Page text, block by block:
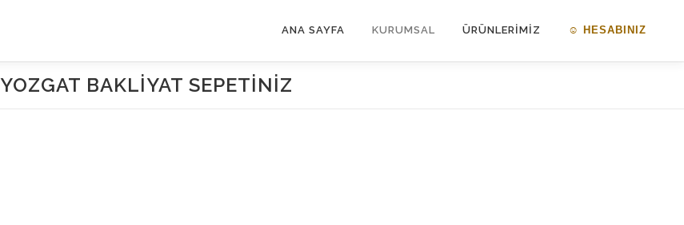
ANA SAYFA KURUMSAL ÜRÜNLERİMİZ ☺ HESABINIZ
YOZGAT BAKLIYAT SEPETINIZ